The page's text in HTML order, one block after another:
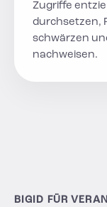
Zugriffe
durchsetzen,
schwärzen
nachweisen.
BIGID FÜR